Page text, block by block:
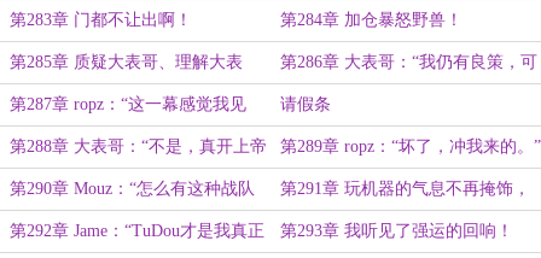
种选手啊！” 这样。”
第283章 门都不让出啊！ 第284章 加仓暴怒野兽！
第285章 质疑大表哥、理解大表
哥、成为大表哥！
第286章 大表哥：“我仍有良策，可
破猎鹰！”
第287章 ropz：“这一幕感觉我见
过。”
请假条
第288章 大表哥：“不是，真开上帝
视角了？”
第289章 ropz：“坏了，冲我来的。”
第290章 Mouz：“怎么有这种战队
啊！”
第291章 玩机器的气息不再掩饰，
恋老癖巅峰！
第292章 Jame：“TuDou才是我真正 第293章 我听见了强运的回响！